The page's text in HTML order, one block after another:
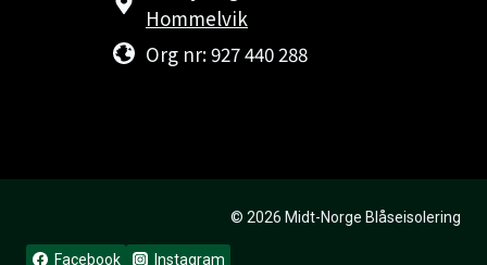
Hommelvik
Org nr: 927 440 288
© 2026 Midt-Norge Blåseisolering
Facebook Instagram